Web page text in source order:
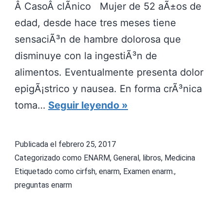
Â CasoÂ clÃ­nico Mujer de 52 aÃ±os de
edad, desde hace tres meses tiene
sensaciÃ³n de hambre dolorosa que
disminuye con la ingestiÃ³n de
alimentos. Eventualmente presenta dolor
epigÃ¡strico y nausea. En forma crÃ³nica
toma… Seguir leyendo E
M
E
Publicada el febrero 25, 2017
Categorizado como ENARM, General , libros, Medicina
Etiquetado como cirfsh, enarm, Examen enarm.,
preguntas enarm